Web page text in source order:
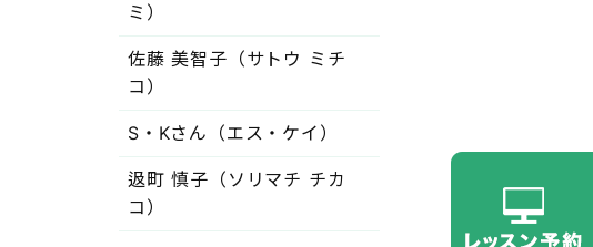
ミ）
佐藤 美智子（サトウ ミチ
コ）
S・Kさん（エス・ケイ）
﨤町 慎子（ソリマチ チカ
コ）